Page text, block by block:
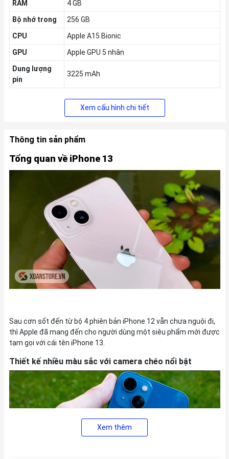
RAM
4 GB
Bộ nhớ trong
256 GB
CPU
Apple A15 Bionic
GPU
Apple GPU 5 nhân
Dung lượng
pin
3225 mAh
iOS 15
Thời gian ra
mắt
Xem cấu hình chi tiết
Thông tin sản phẩm
Tổng quan về iPhone 13
Sau cơn sốt đến từ bộ 4 phiên bản iPhone 12 vẫn chưa nguội đi,
thì Apple đã mang đến cho người dùng một siêu phẩm mới được
tạm gọi với cái tên iPhone 13.
Thiết kế nhiều màu sắc với camera chéo nổi bật
Xem thêm